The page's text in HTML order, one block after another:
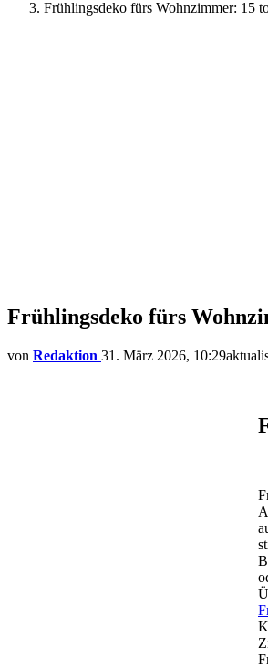
Frühlingsdeko fürs Wohnzimmer: 15
Frühlingsdeko fürs
von Redaktion 31. März 2026, 10:29